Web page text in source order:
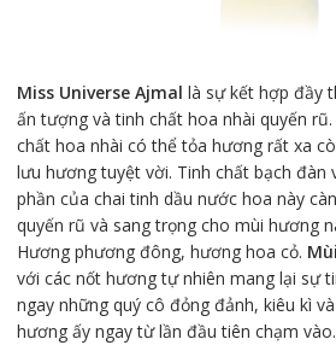
Miss Universe Ajmal là sự kết hợp đầy
ấn tượng và tinh chất hoa nhài quyến
chất hoa nhài có thể tỏa hương rất xa
lưu hương tuyệt vời. Tinh chất bạch đàn
phần của chai tinh dầu nước hoa này
quyến rũ và sang trọng cho mùi hương
Hương phương đông, hương hoa cỏ.
với các nốt hương tự nhiên mang lại sự
ngay những quý cô đỏng đảnh, kiêu kì
hương ấy ngay từ lần đầu tiên chạm